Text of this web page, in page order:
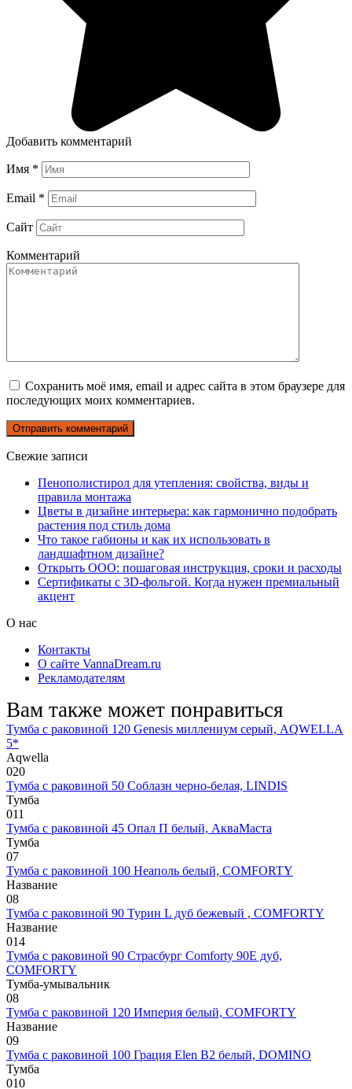
Добавить комментарий
Имя *
Email *
Сайт
Комментарий
Сохранить моё имя, email и адрес сайта в этом браузере для
последующих моих комментариев.
Свежие записи
Пенополистирол для утепления: свойства, виды и
правила монтажа
Цветы в дизайне интерьера: как гармонично подобрать
растения под стиль дома
Что такое габионы и как их использовать в
ландшафтном дизайне?
Открыть ООО: пошаговая инструкция, сроки и расходы
Сертификаты с 3D-фольгой. Когда нужен премиальный
акцент
О нас
Контакты
О сайте VannaDream.ru
Рекламодателям
Вам также может понравиться
Тумба с раковиной 120 Genesis миллениум серый, AQWELLA
5*
Aqwella
020
Тумба с раковиной 50 Соблазн черно-белая, LINDIS
Тумба
011
Тумба с раковиной 45 Опал П белый, АкваМаста
Тумба
07
Тумба с раковиной 100 Неаполь белый, COMFORTY
Название
08
Тумба с раковиной 90 Турин L дуб бежевый , COMFORTY
Название
014
Тумба с раковиной 90 Страсбург Comforty 90E дуб,
COMFORTY
Тумба-умывальник
08
Тумба с раковиной 120 Империя белый, COMFORTY
Название
09
Тумба с раковиной 100 Грация Elen В2 белый, DOMINO
Тумба
010